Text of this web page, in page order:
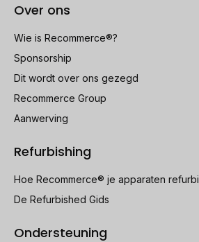
Over ons
Wie is Recommerce®?
Sponsorship
Dit wordt over ons gezegd
Recommerce Group
Aanwerving
Refurbishing
Hoe Recommerce® je apparaten
De Refurbished Gids
Ondersteuning